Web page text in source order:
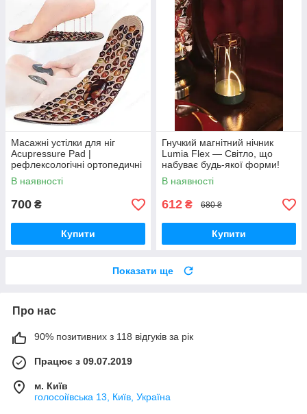
Масажні устілки для ніг
Acupressure Pad |
рефлексологічні ортопедичні
устілки | анти-втома,
стимуляція точок стопи
В наявності
700 ₴
Купити
Гнучкий магнітний нічник
Lumia Flex — Світло, що
набуває будь-якої форми!
В наявності
612 ₴ 680 ₴
Купити
Показати ще
Про нас
90% позитивних з 118 відгуків за рік
Працює з 09.07.2019
м. Київ
голосоіївська 13, Київ, Україна